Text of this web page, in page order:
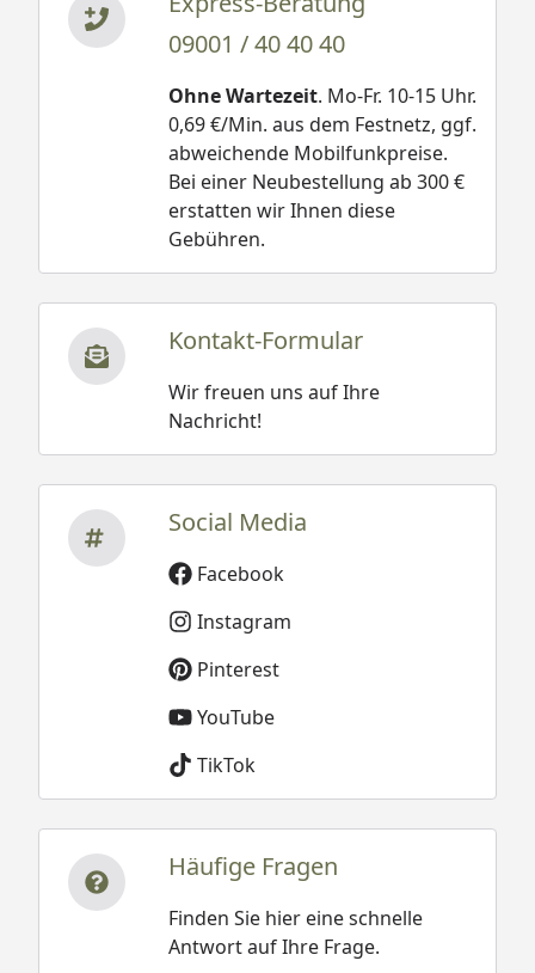
09001 / 40 40 40
Ohne Wartezeit. Mo-Fr. 10-15 Uhr.
0,69 €/Min. aus dem Festnetz, ggf.
abweichende Mobilfunkpreise.
Bei einer Neubestellung ab 300 €
erstatten wir Ihnen diese
Gebühren.
Kontakt-Formular
Wir freuen uns auf Ihre
Nachricht!
Social Media
Facebook
Instagram
Pinterest
YouTube
TikTok
Häufige Fragen
Finden Sie hier eine schnelle
Antwort auf Ihre Frage.